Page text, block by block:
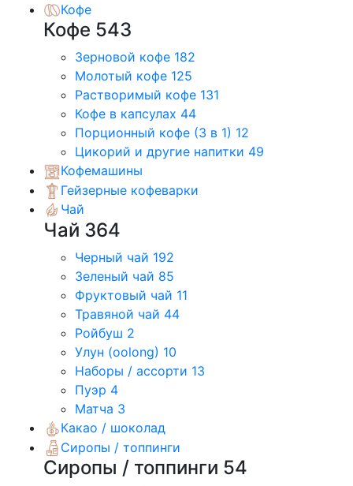
Кофе
Кофе 543
Зерновой кофе 182
Молотый кофе 125
Растворимый кофе 131
Кофе в капсулах 44
Порционный кофе (3 в 1) 12
Цикорий и другие напитки 49
Кофемашины
Гейзерные кофеварки
Чай
Чай 364
Черный чай 192
Зеленый чай 85
Фруктовый чай 11
Травяной чай 44
Ройбуш 2
Улун (oolong) 10
Наборы / ассорти 13
Пуэр 4
Матча 3
Какао / шоколад
Сиропы / топпинги
Сиропы / топпинги 54